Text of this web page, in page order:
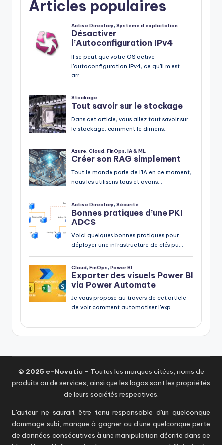
Articles populaires
© 2025 e-Novatic - Toutes les marques citées, noms de
produits ou de services, ainsi que les logos sont les propriétés
de leurs sociétés respectives.
L'auteur ne saurait être tenu responsable d'un quelconque
dommage subi, manque à gagner ou d'une quelconque perte
de données consécutives à une manipulation décrite dans ce